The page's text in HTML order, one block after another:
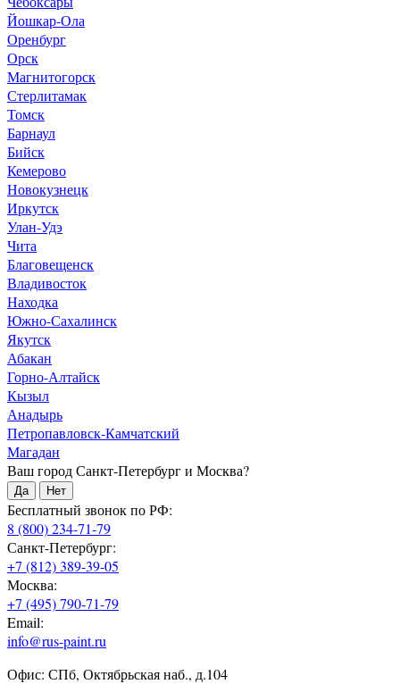
Йошкар-Ола
Оренбург
Орск
Магнитогорск
Стерлитамак
Томск
Барнаул
Бийск
Кемерово
Новокузнецк
Иркутск
Улан-Удэ
Чита
Благовещенск
Владивосток
Находка
Южно-Сахалинск
Якутск
Абакан
Горно-Алтайск
Кызыл
Анадырь
Петропавловск-Камчатский
Магадан
Ваш город Санкт-Петербург и Москва?
Да Нет
Бесплатный звонок по РФ:
8 (800) 234-71-79
Санкт-Петербург:
+7 (812) 389-39-05
Москва:
+7 (495) 790-71-79
Email:
info@rus-paint.ru
Офис: СПб, Октябрьская наб., д.104